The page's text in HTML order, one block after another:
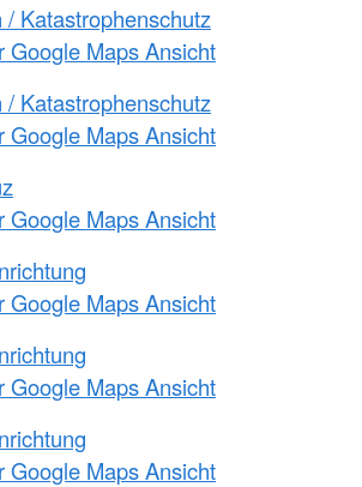
/ Katastrophenschutz
Google Maps Ansicht
/ Katastrophenschutz
Google Maps Ansicht
Google Maps Ansicht
Google Maps Ansicht
Google Maps Ansicht
Google Maps Ansicht